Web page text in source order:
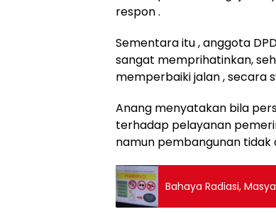
respon .
Sementara itu , anggota
sangat memprihatinkan,
memperbaiki jalan , secara
Anang menyatakan bila
terhadap pelayanan
namun pembangunan
Bahaya Radiasi,